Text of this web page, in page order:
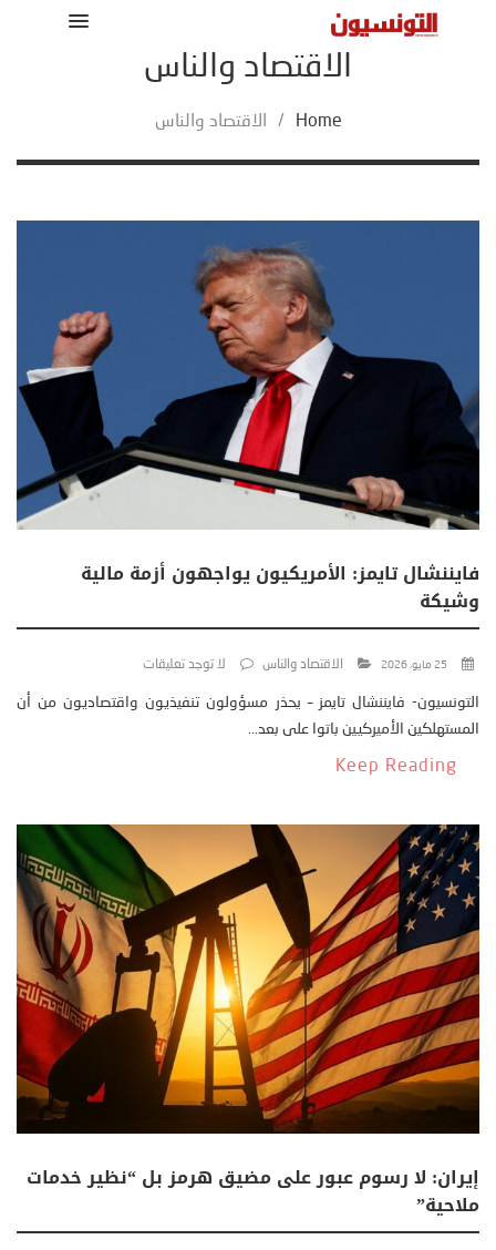
الاقتصاد والناس
Home
/ الاقتصاد والناس
فايننشال تايمز: الأمريكيون يواجهون أزمة مالية
وشيكة
25 مايو، 2026 الاقتصاد والناس لا توجد تعليقات
التونسيون- فايننشال تايمز – يحذر مسؤولون تنفيذيون واقتصاديون من أن
المستهلكين الأميركيين باتوا على بعد...
Keep Reading
إيران: لا رسوم عبور على مضيق هرمز بل “نظير خدمات
ملاحية”